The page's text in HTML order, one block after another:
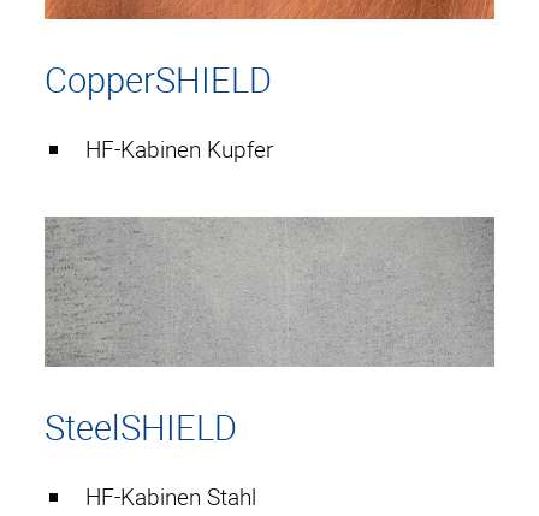
CopperSHIELD
SteelSHIELD
AluSHIELD
RetroSHIELD
RoomUNITS
Elektromagnetische
Kabinentür
CopperSHIELD
HF-Kabinen Kupfer
SteelSHIELD
HF-Kabinen Stahl